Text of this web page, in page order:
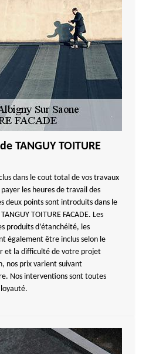
TANGUY TOITURE
dans le cout total de vos travaux
les heures de travail des
deux points sont introduits dans le
TOITURE FACADE. Les
produits d’étanchéité, les
également être inclus selon le
et la difficulté de votre projet
nos prix varient suivant
Nos interventions sont toutes